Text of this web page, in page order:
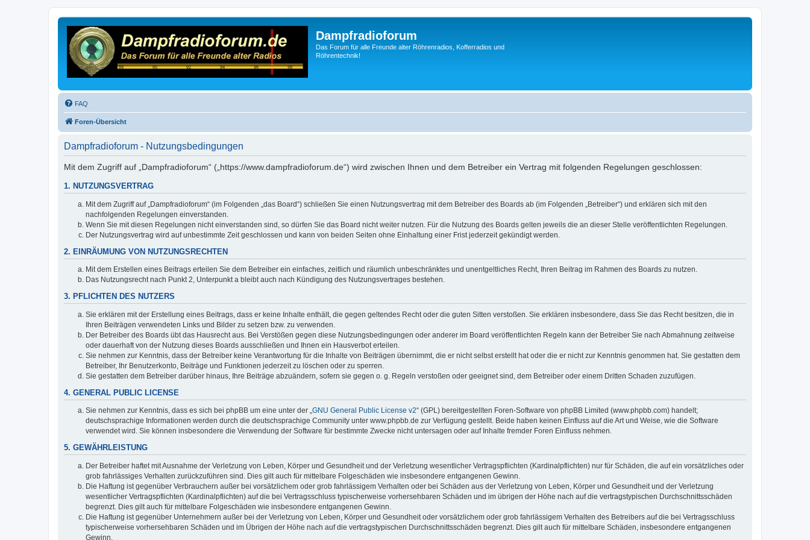
Dampfradioforum
Das Forum für alle Freunde alter Röhrenradios, Kofferradios und
Röhrentechnik!
FAQ
Foren-Übersicht
Dampfradioforum - Nutzungsbedingungen
Mit dem Zugriff auf „Dampfradioforum“ („https://www.dampfradioforum.de“) wird zwischen Ihnen und dem Betreiber ein Vertrag mit folgenden Regelungen geschlossen:
1. NUTZUNGSVERTRAG
Mit dem Zugriff auf „Dampfradioforum“ (im Folgenden „das Board“) schließen Sie einen Nutzungsvertrag mit dem Betreiber des Boards ab (im Folgenden „Betreiber“) und erklären sich mit den
nachfolgenden Regelungen einverstanden.
Wenn Sie mit diesen Regelungen nicht einverstanden sind, so dürfen Sie das Board nicht weiter nutzen. Für die Nutzung des Boards gelten jeweils die an dieser Stelle veröffentlichten Regelungen.
Der Nutzungsvertrag wird auf unbestimmte Zeit geschlossen und kann von beiden Seiten ohne Einhaltung einer Frist jederzeit gekündigt werden.
2. EINRÄUMUNG VON NUTZUNGSRECHTEN
Mit dem Erstellen eines Beitrags erteilen Sie dem Betreiber ein einfaches, zeitlich und räumlich unbeschränktes und unentgeltliches Recht, Ihren Beitrag im Rahmen des Boards zu nutzen.
Das Nutzungsrecht nach Punkt 2, Unterpunkt a bleibt auch nach Kündigung des Nutzungsvertrages bestehen.
3. PFLICHTEN DES NUTZERS
Sie erklären mit der Erstellung eines Beitrags, dass er keine Inhalte enthält, die gegen geltendes Recht oder die guten Sitten verstoßen. Sie erklären insbesondere, dass Sie das Recht besitzen, die in
Ihren Beiträgen verwendeten Links und Bilder zu setzen bzw. zu verwenden.
Der Betreiber des Boards übt das Hausrecht aus. Bei Verstößen gegen diese Nutzungsbedingungen oder anderer im Board veröffentlichten Regeln kann der Betreiber Sie nach Abmahnung zeitweise
oder dauerhaft von der Nutzung dieses Boards ausschließen und Ihnen ein Hausverbot erteilen.
Sie nehmen zur Kenntnis, dass der Betreiber keine Verantwortung für die Inhalte von Beiträgen übernimmt, die er nicht selbst erstellt hat oder die er nicht zur Kenntnis genommen hat. Sie gestatten dem
Betreiber, Ihr Benutzerkonto, Beiträge und Funktionen jederzeit zu löschen oder zu sperren.
Sie gestatten dem Betreiber darüber hinaus, Ihre Beiträge abzuändern, sofern sie gegen o. g. Regeln verstoßen oder geeignet sind, dem Betreiber oder einem Dritten Schaden zuzufügen.
4. GENERAL PUBLIC LICENSE
Sie nehmen zur Kenntnis, dass es sich bei phpBB um eine unter der „GNU General Public License v2“ (GPL) bereitgestellten Foren-Software von phpBB Limited (www.phpbb.com) handelt;
deutschsprachige Informationen werden durch die deutschsprachige Community unter www.phpbb.de zur Verfügung gestellt. Beide haben keinen Einfluss auf die Art und Weise, wie die Software
verwendet wird. Sie können insbesondere die Verwendung der Software für bestimmte Zwecke nicht untersagen oder auf Inhalte fremder Foren Einfluss nehmen.
5. GEWÄHRLEISTUNG
Der Betreiber haftet mit Ausnahme der Verletzung von Leben, Körper und Gesundheit und der Verletzung wesentlicher Vertragspflichten (Kardinalpflichten) nur für Schäden, die auf ein vorsätzliches oder
grob fahrlässiges Verhalten zurückzuführen sind. Dies gilt auch für mittelbare Folgeschäden wie insbesondere entgangenen Gewinn.
Die Haftung ist gegenüber Verbrauchern außer bei vorsätzlichem oder grob fahrlässigem Verhalten oder bei Schäden aus der Verletzung von Leben, Körper und Gesundheit und der Verletzung
wesentlicher Vertragspflichten (Kardinalpflichten) auf die bei Vertragsschluss typischerweise vorhersehbaren Schäden und im übrigen der Höhe nach auf die vertragstypischen Durchschnittsschäden
begrenzt. Dies gilt auch für mittelbare Folgeschäden wie insbesondere entgangenen Gewinn.
Die Haftung ist gegenüber Unternehmern außer bei der Verletzung von Leben, Körper und Gesundheit oder vorsätzlichem oder grob fahrlässigem Verhalten des Betreibers auf die bei Vertragsschluss
typischerweise vorhersehbaren Schäden und im Übrigen der Höhe nach auf die vertragstypischen Durchschnittsschäden begrenzt. Dies gilt auch für mittelbare Schäden, insbesondere entgangenen
Gewinn.